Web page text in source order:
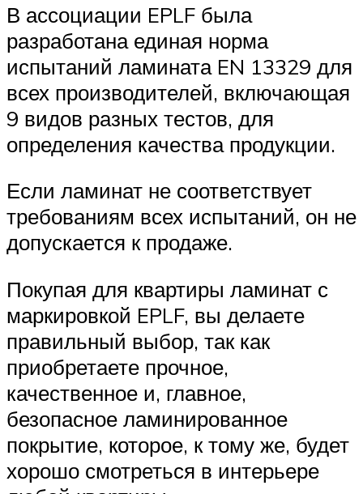
В ассоциации EPLF была
разработана единая норма
испытаний ламината EN 13329 для
всех производителей, включающая
9 видов разных тестов, для
определения качества продукции.
Если ламинат не соответствует
требованиям всех испытаний, он не
допускается к продаже.
Покупая для квартиры ламинат с
маркировкой EPLF, вы делаете
правильный выбор, так как
приобретаете прочное,
качественное и, главное,
безопасное ламинированное
покрытие, которое, к тому же, будет
хорошо смотреться в интерьере